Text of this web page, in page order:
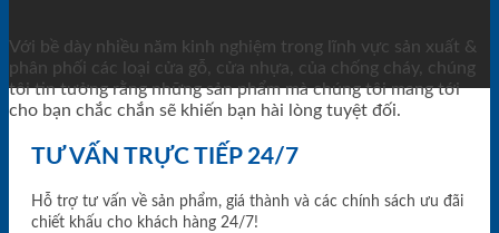
Với bề dày nhiều năm kinh nghiệm trong lĩnh vực sản xuất &
phân phối các loại cửa gỗ, cửa nhựa, của chống cháy, chúng
tôi tin tưởng rằng những sản phẩm mà chúng tôi mang tới
cho bạn chắc chắn sẽ khiến bạn hài lòng tuyệt đối.
TƯ VẤN TRỰC TIẾP 24/7
Hỗ trợ tư vấn về sản phẩm, giá thành và các chính sách ưu đãi
chiết khấu cho khách hàng 24/7!